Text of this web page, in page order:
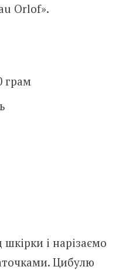
Orlof».
грам
і нарізаємо
Цибулю